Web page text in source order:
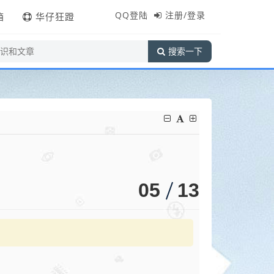
华仔狂蹬 QQ登陆 注册/登录
搜索一下
05 13